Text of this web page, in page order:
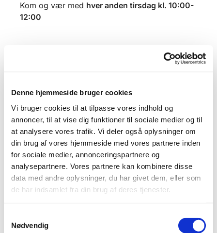
Denne hjemmeside bruger cookies
Vi bruger cookies til at tilpasse vores indhold og
annoncer, til at vise dig funktioner til sociale medier og til
at analysere vores trafik. Vi deler også oplysninger om
din brug af vores hjemmeside med vores partnere inden
for sociale medier, annonceringspartnere og
analysepartnere. Vores partnere kan kombinere disse
data med andre oplysninger, du har givet dem, eller som
de har indsamlet fra din brug af deres tjenester.
Nødvendig
Kom og vær med hver anden tirsdag kl. 10:00-
12:00